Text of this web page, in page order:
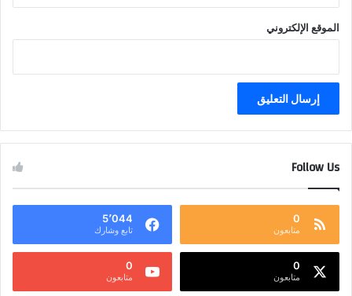
الموقع الإلكتروني
Follow Us
0
متابعون
5٬044
تابع وشارك
0
متابعون
0
متابعون